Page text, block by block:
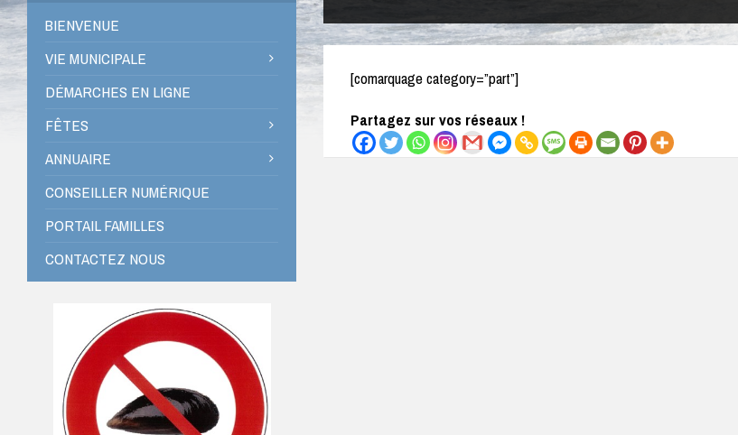
[comarquage category=”part”]
Partagez sur vos réseaux !
BIENVENUE
VIE MUNICIPALE
DÉMARCHES EN LIGNE
FÊTES
ANNUAIRE
CONSEILLER NUMÉRIQUE
PORTAIL FAMILLES
CONTACTEZ NOUS